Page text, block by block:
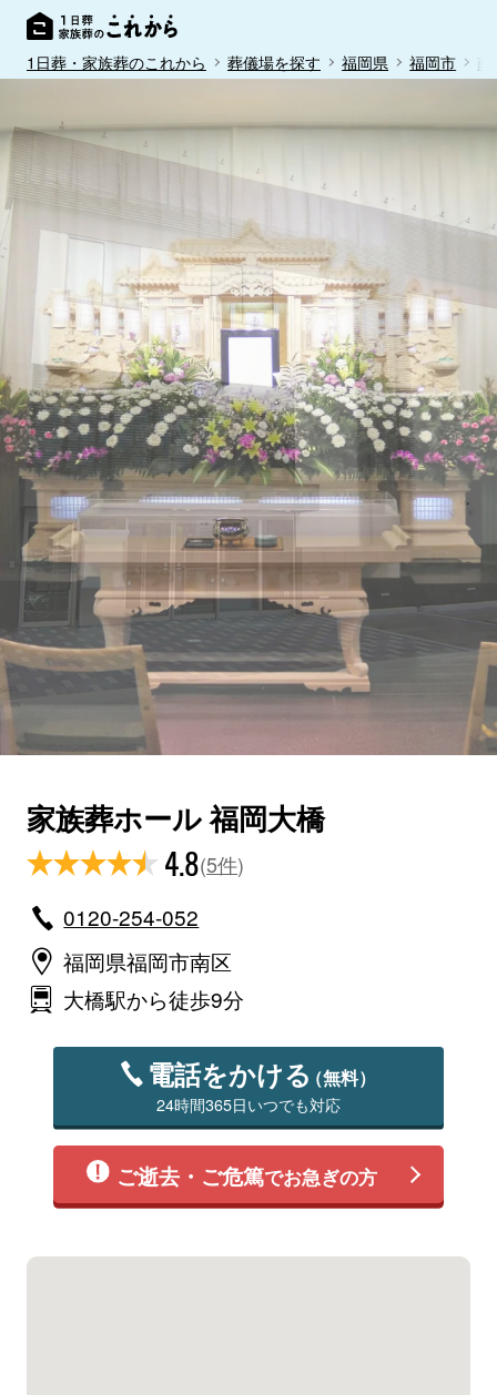
1日葬・家族葬のこれから 葬儀場を探す 福岡県 福岡市
家族葬ホール 福岡大橋
4.8(5件)
0120-254-052
福岡県福岡市南区
大橋駅から徒歩9分
電話をかける（無料）
24時間365日いつでも対応
ご逝去・ご危篤でお急ぎの方